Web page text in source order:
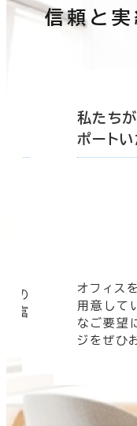
信頼と実
の
豊富
私たち
ポート
オフィス
用意して
なご要望
ジをぜひ